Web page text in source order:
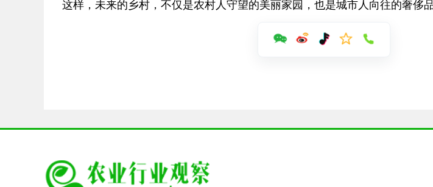
这样，未来的乡村，不仅是农村人守望的美丽家园，也是城市人向往的奢侈品